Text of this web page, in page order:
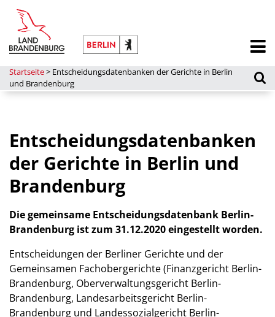
Startseite> Entscheidungsdatenbanken der Gerichte in Berlin
und Brandenburg
Entscheidungsdatenbanken
der Gerichte in Berlin und
Brandenburg
Die gemeinsame Entscheidungsdatenbank Berlin-
Brandenburg ist zum 31.12.2020 eingestellt worden.
Entscheidungen der Berliner Gerichte und der
Gemeinsamen Fachobergerichte (Finanzgericht Berlin-
Brandenburg, Oberverwaltungsgericht Berlin-
Brandenburg, Landesarbeitsgericht Berlin-
Brandenburg und Landessozialgericht Berlin-